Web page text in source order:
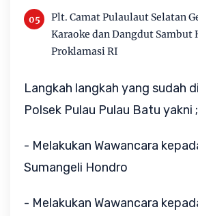
Plt. Camat Pulaulaut Selatan
Karaoke dan Dangdut Sambut
Proklamasi RI
Langkah langkah yang sudah
Polsek Pulau Pulau Batu yakni ;
- Melakukan Wawancara
Sumangeli Hondro
- Melakukan Wawancara